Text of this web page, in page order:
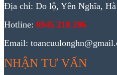
Địa chỉ: Do lộ, Yên Nghĩa,
Hotline: 0945 218 286
Email:
NHẬN TƯ VẤN